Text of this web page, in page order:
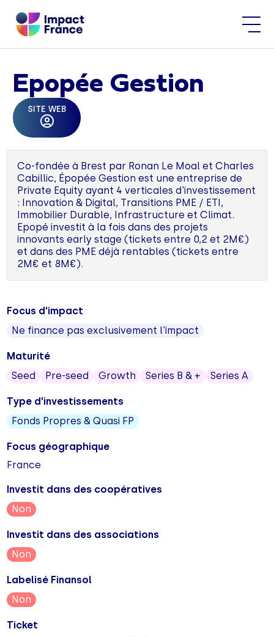
Epopée Gestion
SITE WEB
Co-fondée à Brest par Ronan Le Moal et Charles
Cabillic, Épopée Gestion est une entreprise de
Private Equity ayant 4 verticales d'investissement
: Innovation & Digital, Transitions PME / ETI,
Immobilier Durable, Infrastructure et Climat.
Epopé investit à la fois dans des projets
innovants early stage (tickets entre 0,2 et 2M€)
et dans des PME déjà rentables (tickets entre
2M€ et 8M€).
Focus d'impact
Ne finance pas exclusivement l'impact
Maturité
Seed
Pre-seed Growth Series B & + Series A
Type d'investissements
Fonds Propres & Quasi FP
Focus géographique
France
Investit dans des coopératives
Non
Investit dans des associations
Non
Labelisé Finansol
Non
Ticket